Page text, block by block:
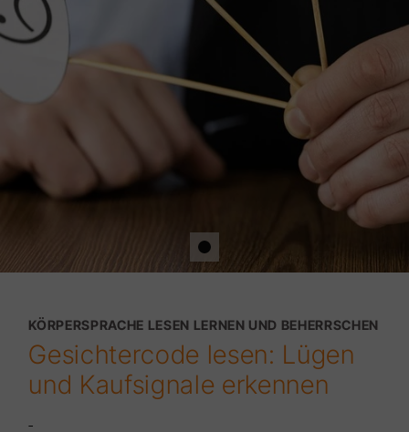
KÖRPERSPRACHE LESEN LERNEN UND BEHERRSCHEN
Gesichtercode lesen: Lügen
und Kaufsignale erkennen